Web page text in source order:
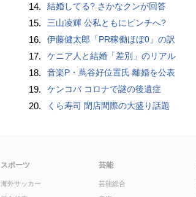
14. 結婚してる? さかなクンが回答
15. 三山凌輝 公私ともにピンチへ?
16. 伊藤健太郎「PR稼働ほぼ0」の訳
17. ケニア人と結婚「差別」のリアル
18. 音楽P・蔦谷好位置氏 離婚を公表
19. ケンコバ コロナで謎の後遺症
20. くら寿司 閉店間際の大盛り話題
スポーツ
海外サッカー
芸能
芸能総合